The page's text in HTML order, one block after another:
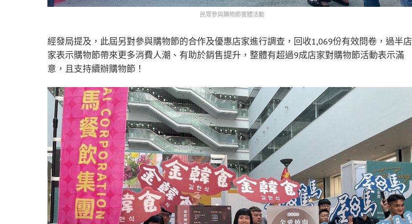
民眾參與購物節實體活動
經發局提及，此屆另對參與購物節的合作及優惠店家進行調查，回收1,069份有效問卷，過半店
家表示購物節帶來更多消費人潮、有助於銷售提升，整體有超過9成店家對購物節活動表示滿
意，且支持續辦購物節！